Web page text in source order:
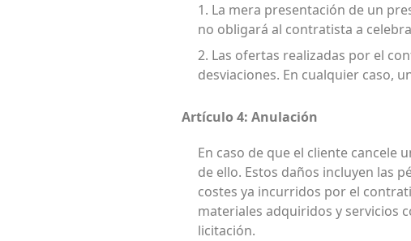
1. La mera presentación de un
no obligará al contratista a
2. Las ofertas realizadas por el
desviaciones. En cualquier caso,
Artículo 4: Anulación
En caso de que el cliente
de ello. Estos daños incluyen las
costes ya incurridos por el
materiales adquiridos y servicios
licitación.